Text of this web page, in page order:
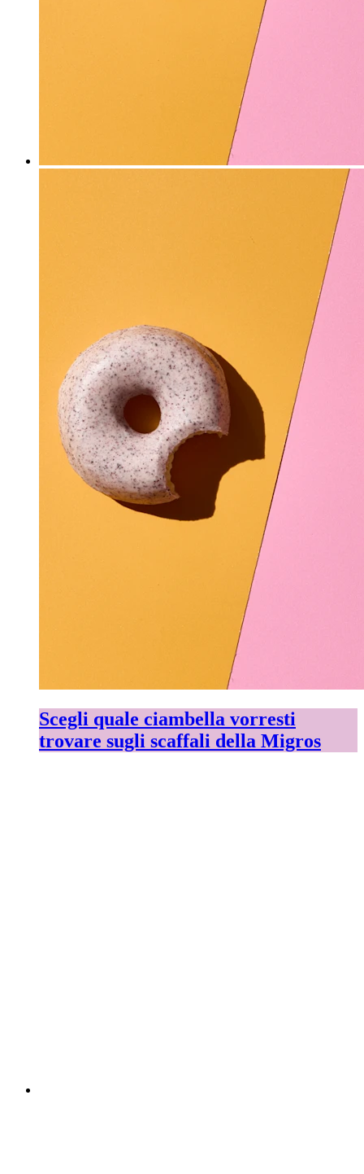
Scegli quale ciambella vorresti
trovare sugli scaffali della Migros